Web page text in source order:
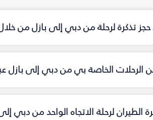
تذكرة لرحلة من دبي إلى بازل من
الرحلات الخاصة بي من دبي إلى بازل
الطيران لرحلة الاتجاه الواحد من دبي